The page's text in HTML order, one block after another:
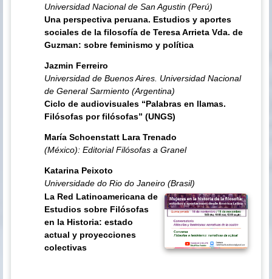
Universidad Nacional de San Agustin (Perú)
Una perspectiva peruana. Estudios y aportes
sociales de la filosofía de Teresa Arrieta Vda. de
Guzman: sobre feminismo y política
Jazmin Ferreiro
Universidad de Buenos Aires. Universidad Nacional
de General Sarmiento (Argentina)
Ciclo de audiovisuales “Palabras en llamas.
Filósofas por filósofas” (UNGS)
María Schoenstatt Lara Trenado
(México): Editorial Filósofas a Granel
Katarina Peixoto
Universidade do Rio do Janeiro (Brasil)
La Red Latinoamericana de
Estudios sobre Filósofas
en la Historia: estado
actual y proyecciones
colectivas